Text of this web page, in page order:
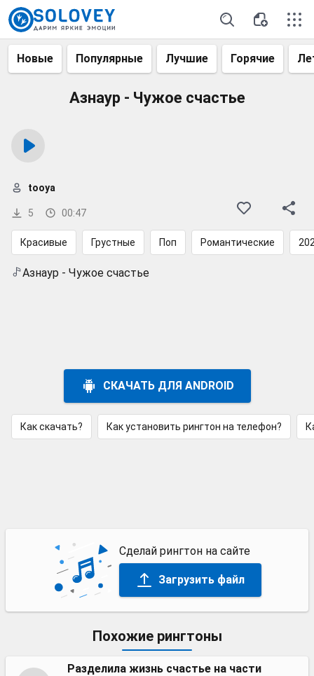
Новые Популярные Лучшие Горячие
Азнаур - Чужое счастье
5 00:47
tooya
Красивые Грустные Поп Романтические
Азнаур - Чужое счастье
СКАЧАТЬ ДЛЯ ANDROID
Как скачать? Как установить рингтон на телефон?
Сделай рингтон на сайте
Загрузить файл
Похожие рингтоны
Разделила жизнь счастье на части